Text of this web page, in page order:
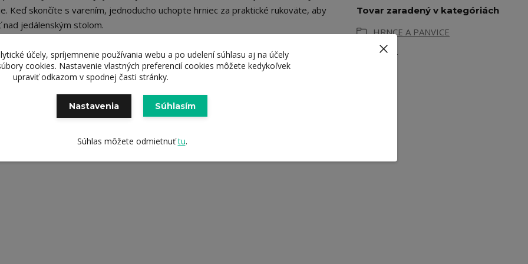
skončíte s varením, jednoducho uchopte hrniec za praktické rukoväte, aby
jedálenským stolom.
úsporné varenie
Tovar zaradený v kategóriách
HRNCE A PANVICE
Hrnce
účely, spríjemnenie používania webu a po udelení súhlasu aj na účely
cookies. Nastavenie vlastných preferencií cookies môžete kedykoľvek
upraviť odkazom v spodnej časti stránky.
Nastavenia Súhlasím
Súhlas môžete odmietnuťtu.